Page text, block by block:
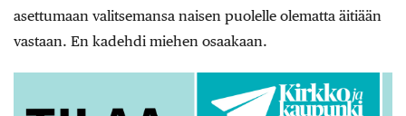
asettumaan valitsemansa naisen puolelle olematta äitiään
vastaan. En kadehdi miehen osaakaan.